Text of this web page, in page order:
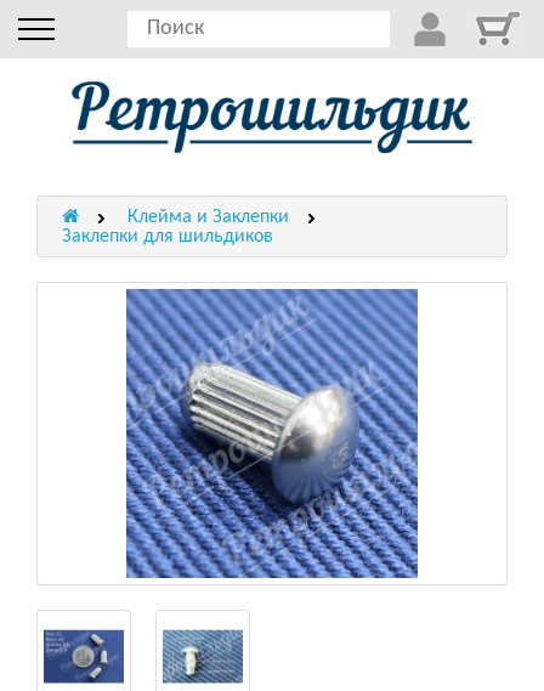
Клейма и Заклепки
Заклепки для шильдиков